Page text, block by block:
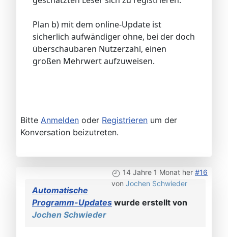
Plan b) mit dem online-Update ist
sicherlich aufwändiger ohne, bei der doch
überschaubaren Nutzerzahl, einen
großen Mehrwert aufzuweisen.
Bitte Anmelden oder Registrieren um der
Konversation beizutreten.
14 Jahre 1 Monat her #16
von Jochen Schwieder
Automatische
Programm-Updates wurde erstellt von
Jochen Schwieder